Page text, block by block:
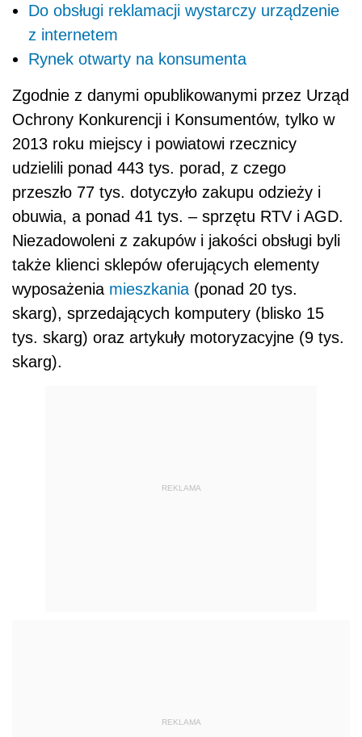
Do obsługi reklamacji wystarczy urządzenie
z internetem
Rynek otwarty na konsumenta
Zgodnie z danymi opublikowanymi przez Urząd
Ochrony Konkurencji i Konsumentów, tylko w
2013 roku miejscy i powiatowi rzecznicy
udzielili ponad 443 tys. porad, z czego
przeszło 77 tys. dotyczyło zakupu odzieży i
obuwia, a ponad 41 tys. – sprzętu RTV i AGD.
Niezadowoleni z zakupów i jakości obsługi byli
także klienci sklepów oferujących elementy
wyposażenia mieszkania (ponad 20 tys.
skarg), sprzedających komputery (blisko 15
tys. skarg) oraz artykuły motoryzacyjne (9 tys.
skarg).
REKLAMA
REKLAMA